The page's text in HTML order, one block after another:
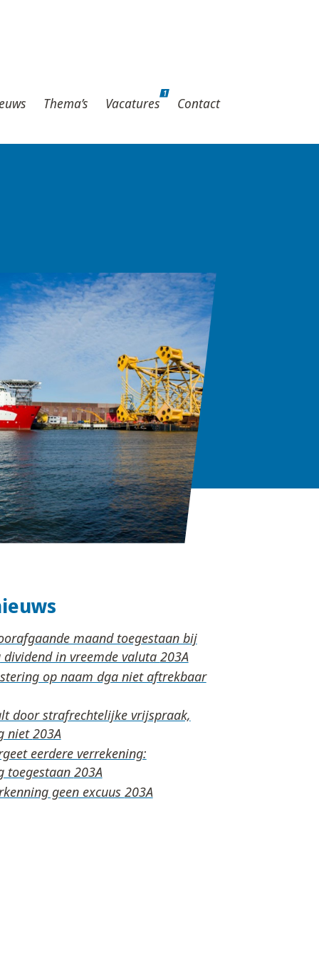
Thema’s Vacatures
1
Contact
maand toegestaan bij
in vreemde valuta
op naam dga niet aftrekbaar
door strafrechtelijke vrijspraak,
niet
eerdere verrekening:
toegestaan
geen excuus